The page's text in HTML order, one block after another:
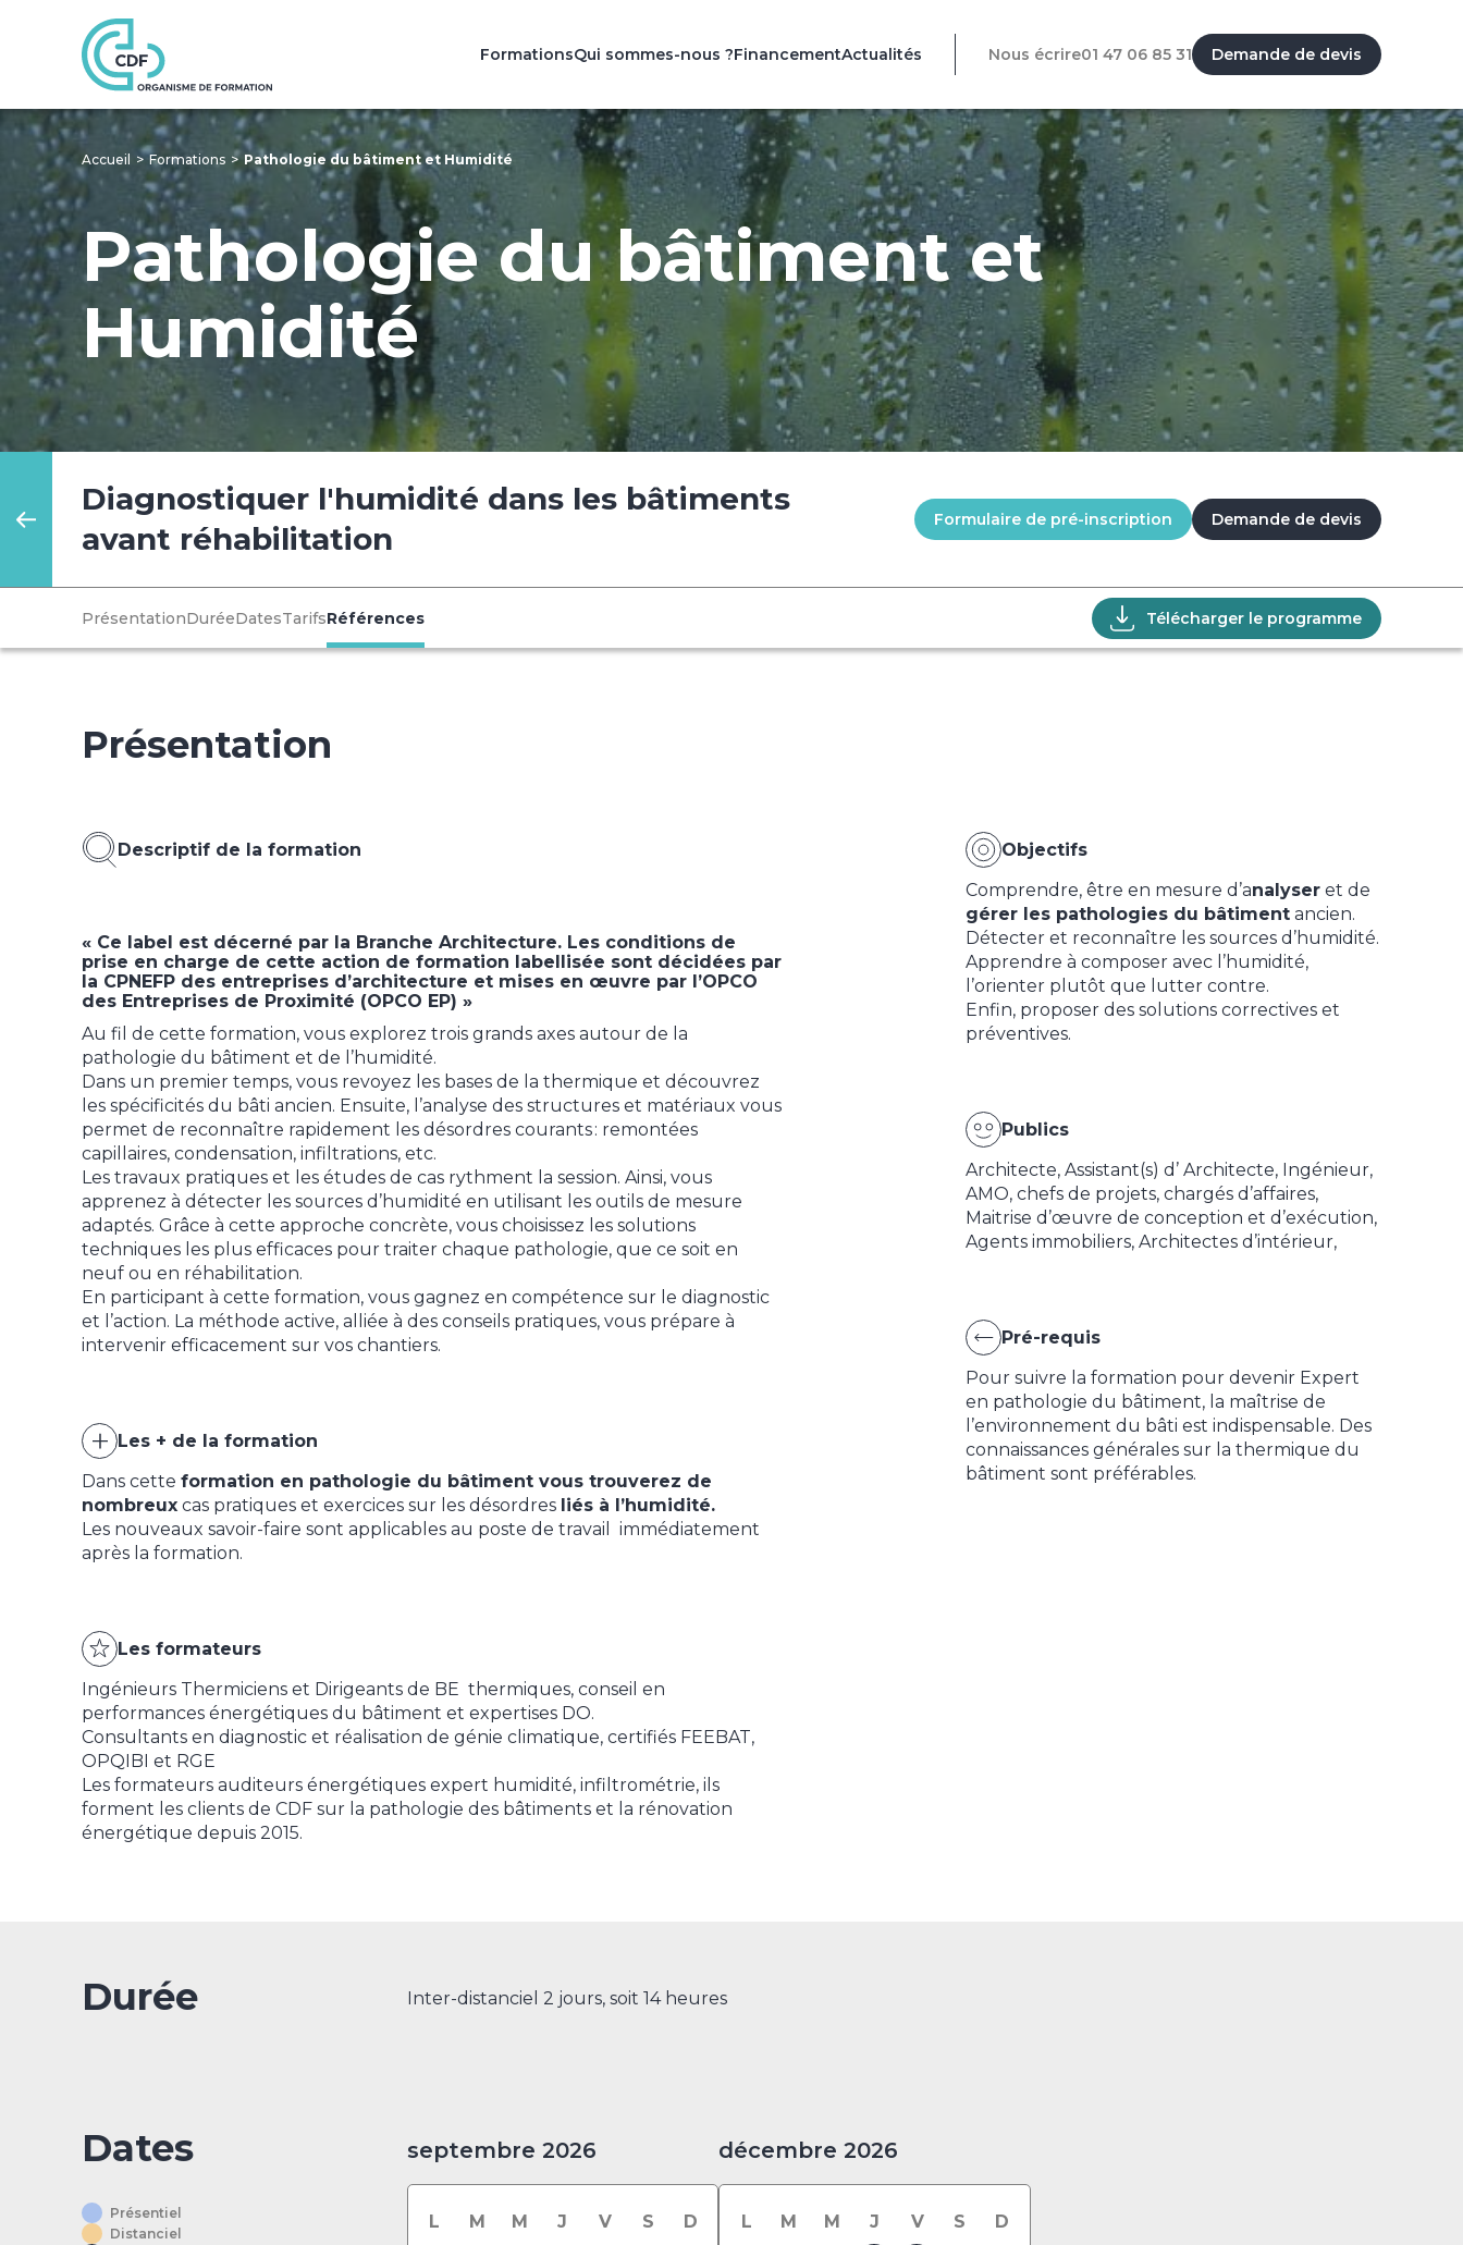
FormationsQui sommes-nous ?FinancementActualités Nous écrire01 47 06 85 31 Demande de devis
Accueil Formations Pathologie du bâtiment et Humidité
Pathologie du bâtiment et
Humidité
Diagnostiquer l'humidité dans les bâtiments
avant réhabilitation
Formulaire de pré-inscription Demande de devis
PrésentationDuréeDatesTarifsRéférences Télécharger le programme
Présentation
Descriptif de la formation
« Ce label est décerné par la Branche Architecture. Les conditions de
prise en charge de cette action de formation labellisée sont décidées par
la CPNEFP des entreprises d’architecture et mises en œuvre par l’OPCO
des Entreprises de Proximité (OPCO EP) »
Au fil de cette formation, vous explorez trois grands axes autour de la
pathologie du bâtiment et de l’humidité.
Dans un premier temps, vous revoyez les bases de la thermique et découvrez
les spécificités du bâti ancien. Ensuite, l’analyse des structures et matériaux vous
permet de reconnaître rapidement les désordres courants : remontées
capillaires, condensation, infiltrations, etc.
Les travaux pratiques et les études de cas rythment la session. Ainsi, vous
apprenez à détecter les sources d’humidité en utilisant les outils de mesure
adaptés. Grâce à cette approche concrète, vous choisissez les solutions
techniques les plus efficaces pour traiter chaque pathologie, que ce soit en
neuf ou en réhabilitation.
En participant à cette formation, vous gagnez en compétence sur le diagnostic
et l’action. La méthode active, alliée à des conseils pratiques, vous prépare à
intervenir efficacement sur vos chantiers.
Les + de la formation
Dans cette formation en pathologie du bâtiment vous trouverez de
nombreux cas pratiques et exercices sur les désordres liés à l’humidité.
Les nouveaux savoir-faire sont applicables au poste de travail immédiatement
après la formation.
Les formateurs
Ingénieurs Thermiciens et Dirigeants de BE thermiques, conseil en
performances énergétiques du bâtiment et expertises DO.
Consultants en diagnostic et réalisation de génie climatique, certifiés FEEBAT,
OPQIBI et RGE
Les formateurs auditeurs énergétiques expert humidité, infiltrométrie, ils
forment les clients de CDF sur la pathologie des bâtiments et la rénovation
énergétique depuis 2015.
Objectifs
Comprendre, être en mesure d’analyseret de
gérer les pathologies du bâtimentancien.
Détecter et reconnaître les sources d’humidité.
Apprendre à composer avec l’humidité,
l’orienter plutôt que lutter contre.
Enfin, proposer des solutions correctives et
préventives.
Publics
Architecte, Assistant(s) d’ Architecte, Ingénieur,
AMO, chefs de projets, chargés d’affaires,
Maitrise d’œuvre de conception et d’exécution,
Agents immobiliers, Architectes d’intérieur,
Pré-requis
Pour suivre la formation pour devenir Expert
en pathologie du bâtiment, la maîtrise de
l’environnement du bâti est indispensable. Des
connaissances générales sur la thermique du
bâtiment sont préférables.
Durée Inter-distanciel 2 jours, soit 14 heures
Dates
Présentiel
Distanciel
septembre 2026
L M M J V S D
décembre 2026
L M M J V S D